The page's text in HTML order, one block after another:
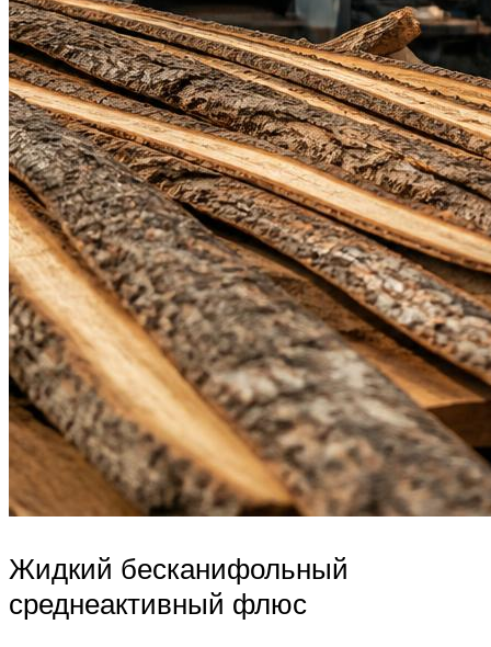
Жидкий бесканифольный
среднеактивный флюс